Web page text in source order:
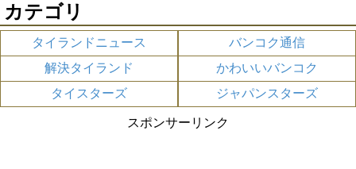
カテゴリ
タイランドニュース
バンコク通信
解決タイランド
かわいいバンコク
タイスターズ
ジャパンスターズ
スポンサーリンク